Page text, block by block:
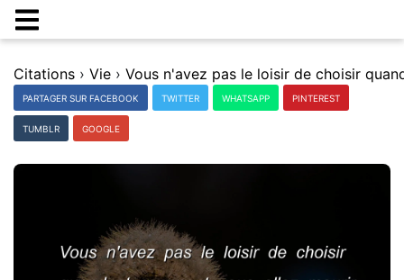
Citations › Vie ›
PARTAGER SUR FACEBOOK TWITTER WHATSAPP PINTEREST
TUMBLR GOOGLE